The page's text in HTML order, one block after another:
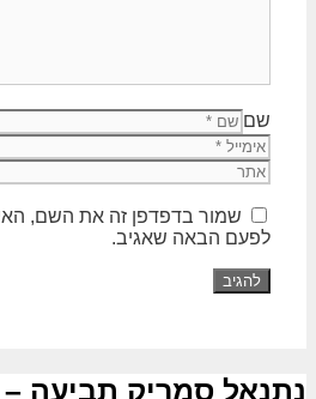
שם
שמור בדפדפן זה את השם,
לפעם הבאה שאגיב.
נתנאל סמריק תביעה